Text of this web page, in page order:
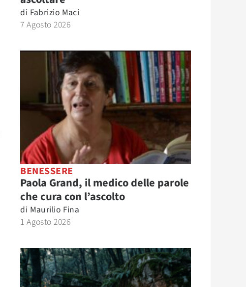
di Fabrizio Maci
7 Agosto 2026
BENESSERE
Paola Grand, il medico delle parole
che cura con l’ascolto
di Maurilio Fina
1 Agosto 2026